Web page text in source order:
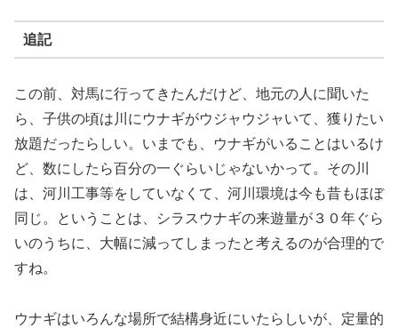
追記
この前、対馬に行ってきたんだけど、地元の人に聞いた
ら、子供の頃は川にウナギがウジャウジャいて、獲りたい
放題だったらしい。いまでも、ウナギがいることはいるけ
ど、数にしたら百分の一ぐらいじゃないかって。その川
は、河川工事等をしていなくて、河川環境は今も昔もほぼ
同じ。ということは、シラスウナギの来遊量が３０年ぐら
いのうちに、大幅に減ってしまったと考えるのが合理的で
すね。
ウナギはいろんな場所で結構身近にいたらしいが、定量的